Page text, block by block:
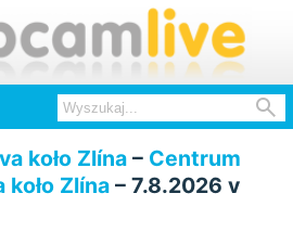

koło Zlína – Centrum
Zlína – 7.8.2026 v